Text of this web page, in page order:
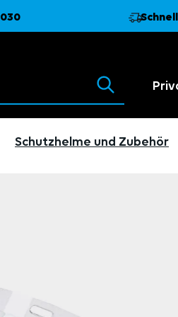
beim Tippen.
Schutzhelme und Zubehör